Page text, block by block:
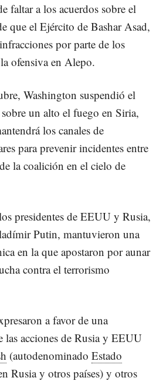
faltar a los acuerdos sobre el
que el Ejército de Bashar Asad,
por parte de los
ofensiva en Alepo.
Washington suspendió el
un alto el fuego en Siria,
los canales de
para prevenir incidentes entre
la coalición en el cielo de
presidentes de EEUU y Rusia,
Putin, mantuvieron una
en la que apostaron por aunar
contra el terrorismo
a favor de una
las acciones de Rusia y EEUU
(autodenominado Estado
Rusia y otros países) y otros